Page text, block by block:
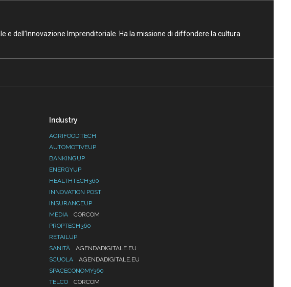
dell’Innovazione Imprenditoriale. Ha la missione di diffondere la cultura
Industry
AGRIFOOD.TECH
AUTOMOTIVEUP
BANKINGUP
ENERGYUP
HEALTHTECH360
INNOVATION POST
INSURANCEUP
MEDIA
CORCOM
PROPTECH360
RETAILUP
SANITÀ
AGENDADIGITALE.EU
SCUOLA
AGENDADIGITALE.EU
SPACECONOMY360
TELCO
CORCOM